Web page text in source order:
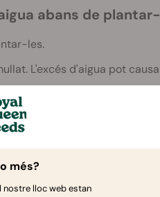
abans de
les.
L'excés d'aigua pot
més?
nostre lloc web estan